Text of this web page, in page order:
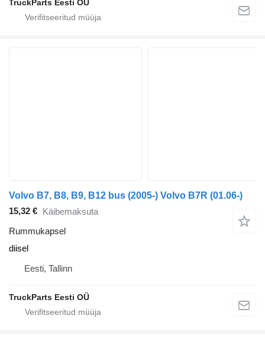
TruckParts Eesti OÜ
Volvo B7, B8, B9, B12 bus (2005-) Volvo B7R (01.06-)
15,32 € Käibemaksuta
Rummukapsel
diisel
Eesti, Tallinn
TruckParts Eesti OÜ